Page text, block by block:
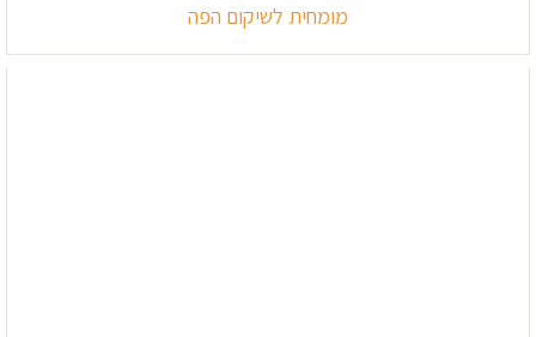
מומחית לשיקום הפה